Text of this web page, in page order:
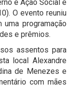
e Ação Social e
O evento reuniu
programação
e prêmios.
assentos para
local Alexandre
de Menezes e
com mães